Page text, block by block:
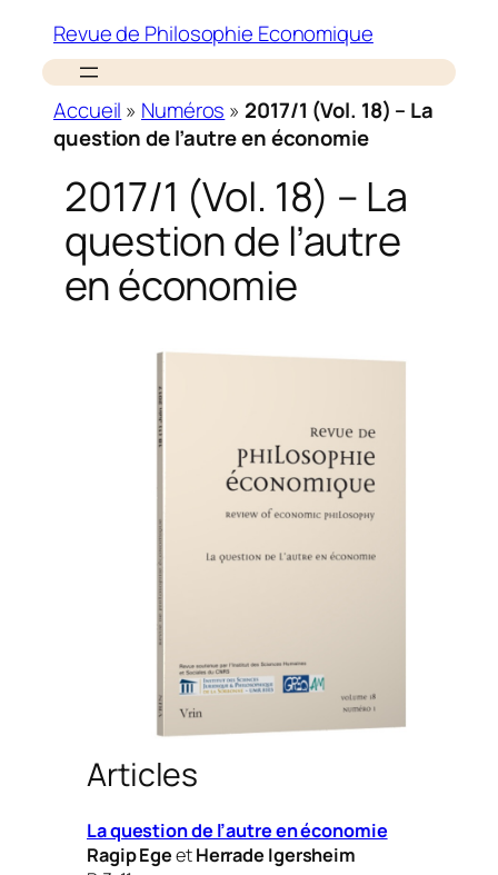
Revue de Philosophie Economique
Accueil » Numéros » 2017/1 (Vol. 18) – La
question de l’autre en économie
2017/1 (Vol. 18) – La
question de l’autre
en économie
Articles
La question de l’autre en économie
Ragip EgeetHerrade Igersheim